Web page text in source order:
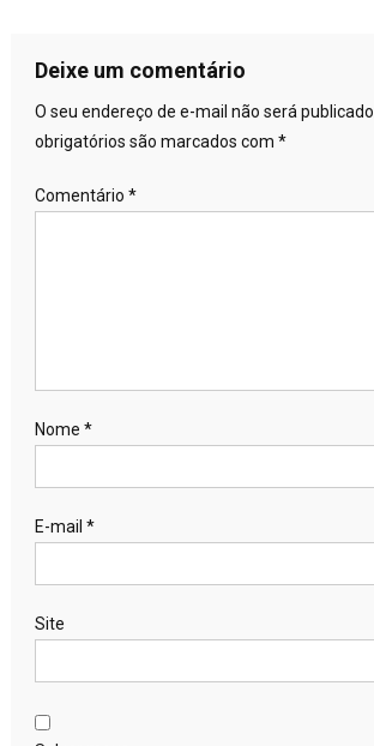
Deixe um comentário
O seu endereço de e-mail não será publicado.
obrigatórios são marcados com *
Comentário *
Nome *
E-mail *
Site